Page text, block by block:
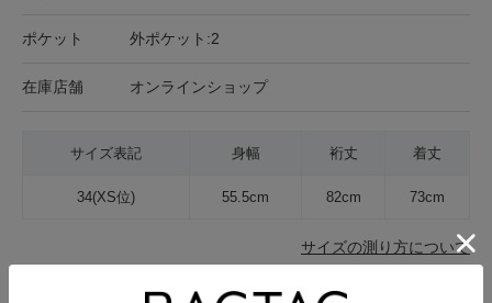
ポケット 外ポケット:2
在庫店舗 オンラインショップ
サイズ表記 身幅 裄丈 着丈
34(XS位) 55.5cm 82cm 73cm
サイズの測り方について